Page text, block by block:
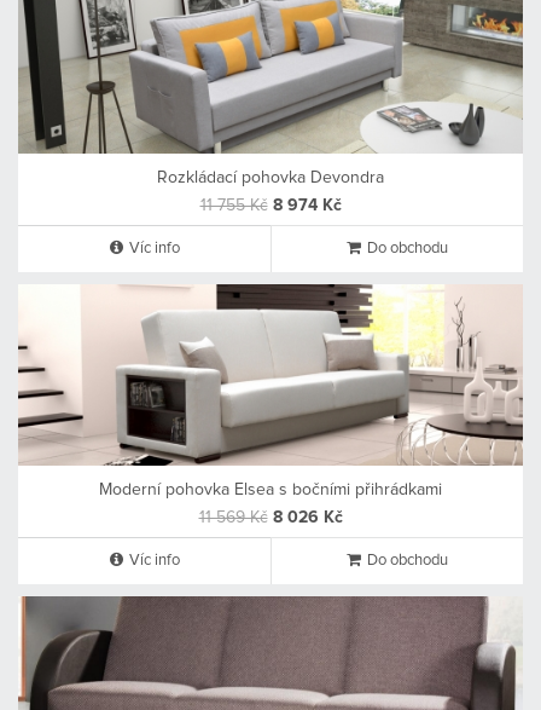
Rozkládací pohovka Devondra
11 755 Kč 8 974 Kč
Víc info Do obchodu
Moderní pohovka Elsea s bočními přihrádkami
11 569 Kč 8 026 Kč
Víc info Do obchodu